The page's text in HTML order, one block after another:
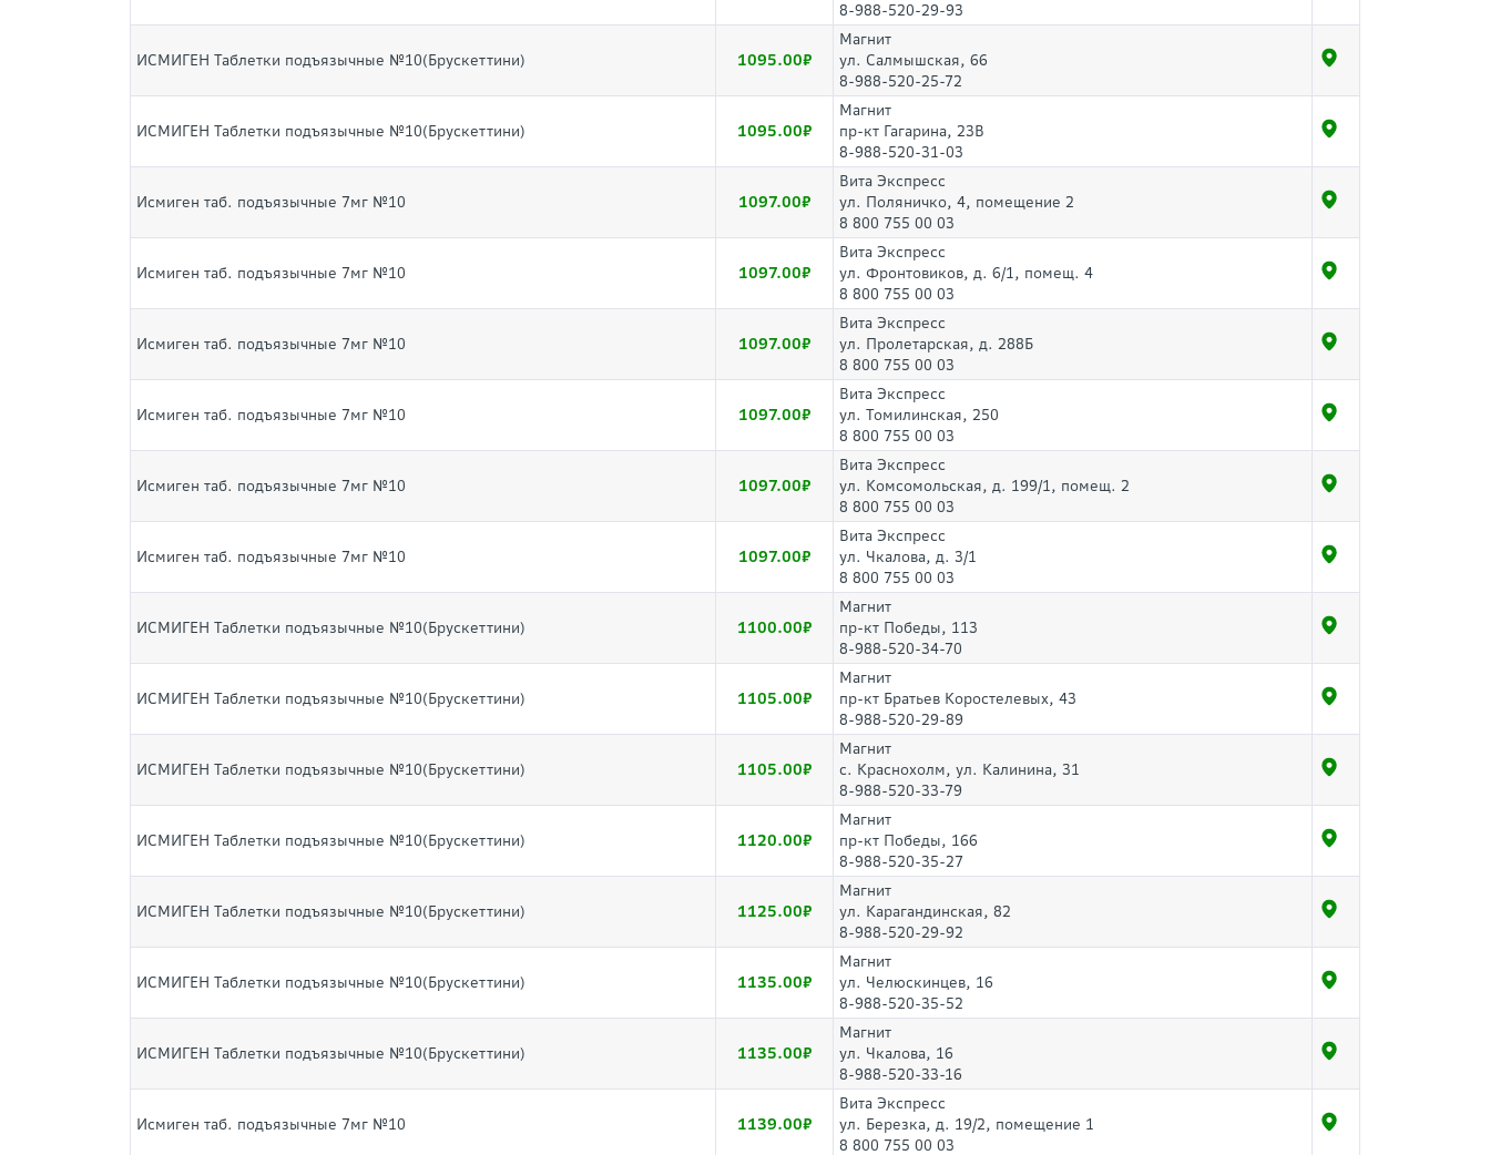
8-988-520-29-93
ИСМИГЕН Таблетки подъязычные №10(Брускеттини) 1095.00
Магнит
ул. Салмышская, 66
8-988-520-25-72
ИСМИГЕН Таблетки подъязычные №10(Брускеттини) 1095.00
Магнит
пр-кт Гагарина, 23В
8-988-520-31-03
Исмиген таб. подъязычные 7мг №10 1097.00
Вита Экспресс
ул. Поляничко, 4, помещение 2
8 800 755 00 03
Исмиген таб. подъязычные 7мг №10 1097.00
Вита Экспресс
ул. Фронтовиков, д. 6/1, помещ. 4
8 800 755 00 03
Исмиген таб. подъязычные 7мг №10 1097.00
Вита Экспресс
ул. Пролетарская, д. 288Б
8 800 755 00 03
Исмиген таб. подъязычные 7мг №10 1097.00
Вита Экспресс
ул. Томилинская, 250
8 800 755 00 03
Исмиген таб. подъязычные 7мг №10 1097.00
Вита Экспресс
ул. Комсомольская, д. 199/1, помещ. 2
8 800 755 00 03
Исмиген таб. подъязычные 7мг №10 1097.00
Вита Экспресс
ул. Чкалова, д. 3/1
8 800 755 00 03
ИСМИГЕН Таблетки подъязычные №10(Брускеттини) 1100.00
Магнит
пр-кт Победы, 113
8-988-520-34-70
ИСМИГЕН Таблетки подъязычные №10(Брускеттини) 1105.00
Магнит
пр-кт Братьев Коростелевых, 43
8-988-520-29-89
ИСМИГЕН Таблетки подъязычные №10(Брускеттини) 1105.00
Магнит
с. Краснохолм, ул. Калинина, 31
8-988-520-33-79
ИСМИГЕН Таблетки подъязычные №10(Брускеттини) 1120.00
Магнит
пр-кт Победы, 166
8-988-520-35-27
ИСМИГЕН Таблетки подъязычные №10(Брускеттини) 1125.00
Магнит
ул. Карагандинская, 82
8-988-520-29-92
ИСМИГЕН Таблетки подъязычные №10(Брускеттини) 1135.00
Магнит
ул. Челюскинцев, 16
8-988-520-35-52
ИСМИГЕН Таблетки подъязычные №10(Брускеттини) 1135.00
Магнит
ул. Чкалова, 16
8-988-520-33-16
Исмиген таб. подъязычные 7мг №10 1139.00
Вита Экспресс
ул. Березка, д. 19/2, помещение 1
8 800 755 00 03